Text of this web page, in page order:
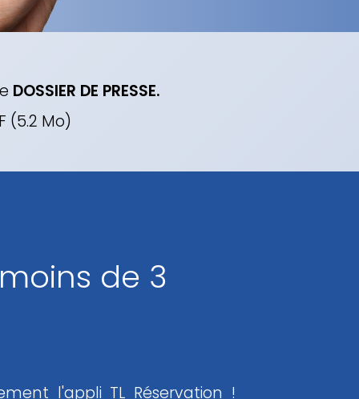
DOSSIER DE PRESSE.
(5.2 Mo)
de 3
l'appli TL Réservation !